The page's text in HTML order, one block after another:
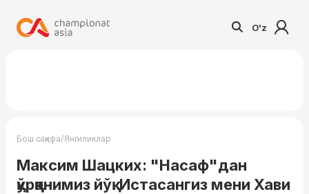
O'z
Бош саҳифа/Янгиликлар
Максим Шацких: "Насаф"дан
қўрққанимиз йўқ. Истасангиз мени Хави